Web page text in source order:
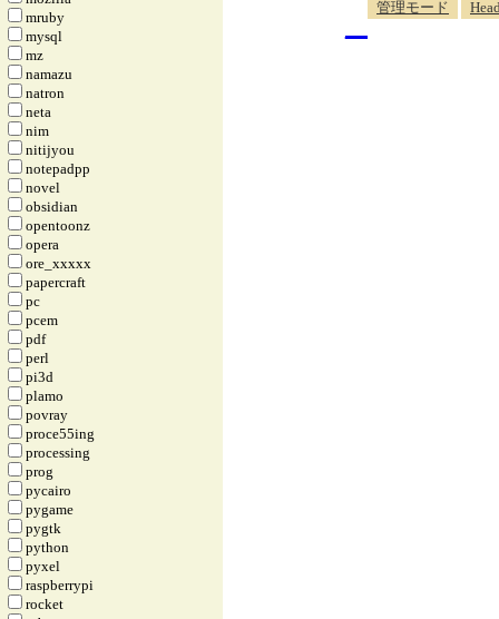
mruby
mysql
mz
namazu
natron
neta
nim
nitijyou
notepadpp
novel
obsidian
opentoonz
opera
ore_xxxxx
papercraft
pc
pcem
pdf
perl
pi3d
plamo
povray
proce55ing
processing
prog
pycairo
pygame
pygtk
python
pyxel
raspberrypi
rocket
管理モード